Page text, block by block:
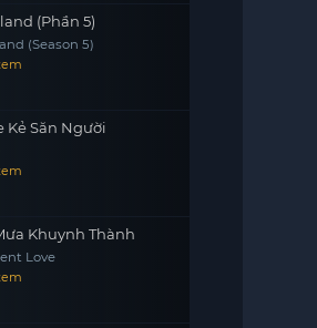
(Phần 5)
(Season 5)
Kẻ Săn Người
Khuynh Thành
Love